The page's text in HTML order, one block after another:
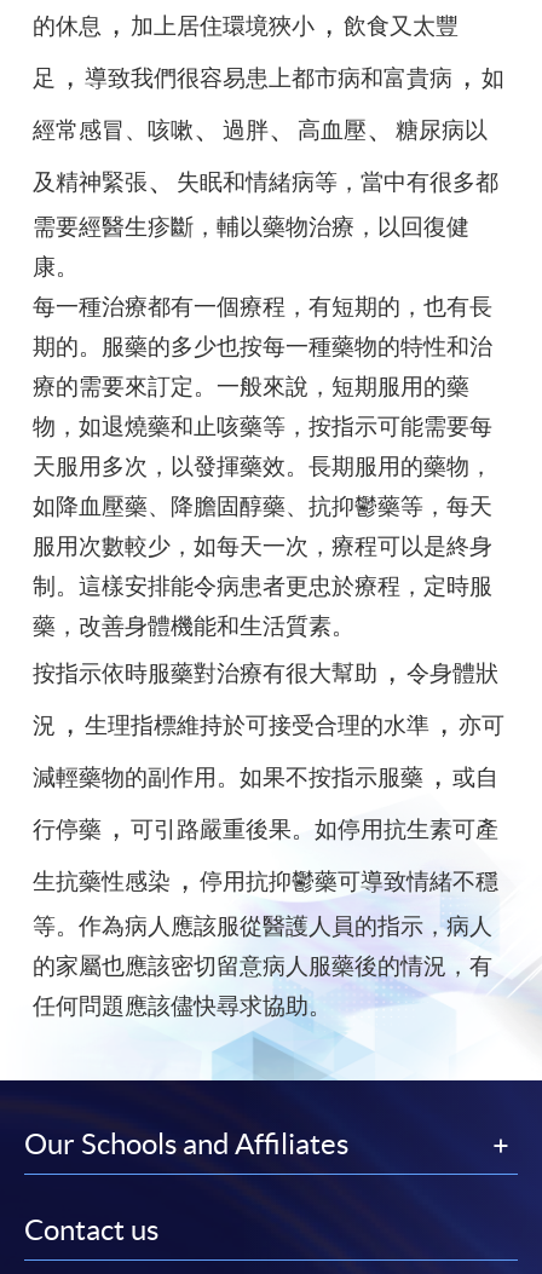
的休息 ， 加上居住環境狹小 ， 飲食又太豐
足 ， 導致我們很容易患上都市病和富貴病 ， 如
經常感冒、咳嗽、 過胖、 高血壓、 糖尿病以
及精神緊張、
失眠和情緒病等，當中有很多都
需要經醫生疹斷，輔以藥物治療，以回復健
康。
每一種治療都有一個療程，有短期的，也有長
期的。服藥的多少也按每一種藥物的特性和治
療的需要來訂定。一般來說，短期服用的藥
物，如退燒藥和止咳藥等，按指示可能需要每
天服用多次，以發揮藥效。長期服用的藥物，
如降血壓藥、降膽固醇藥、抗抑鬱藥等，每天
服用次數較少，如每天一次，療程可以是終身
制。這樣安排能令病患者更忠於療程，定時服
藥，改善身體機能和生活質素。
按指示依時服藥對治療有很大幫助 ， 令身體狀
況 ， 生理指標維持於可接受合理的水準 ， 亦可
減輕藥物的副作用。如果不按指示服藥 ， 或自
行停藥 ， 可引路嚴重後果。如停用抗生素可產
生抗藥性感染 ， 停用抗抑鬱藥可導致情緒不穩
等。作為病人應該服從醫護人員的指示，病人
的家屬也應該密切留意病人服藥後的情況，有
任何問題應該儘快尋求協助。
Our Schools and Affiliates
Contact us